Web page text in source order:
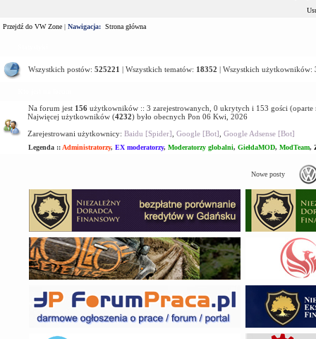
Przejdź do VW Zone | Nawigacja: Strona główna
Wszystkich postów: 525221 | Wszystkich tematów: 18352 | Wszystkich użytkowników:
Na forum jest 156 użytkowników :: 3 zarejestrowanych, 0 ukrytych i 153 gości
Najwięcej użytkowników (4232) było obecnych Pon 06 Kwi, 2026
Zarejestrowani użytkownicy: Baidu [Spider] Google [Bot] Google Adsense [Bot]
Legenda :: Administratorzy, EX moderatorzy, Moderatorzy globalni, GiełdaMOD, ModTeam,
Nowe posty